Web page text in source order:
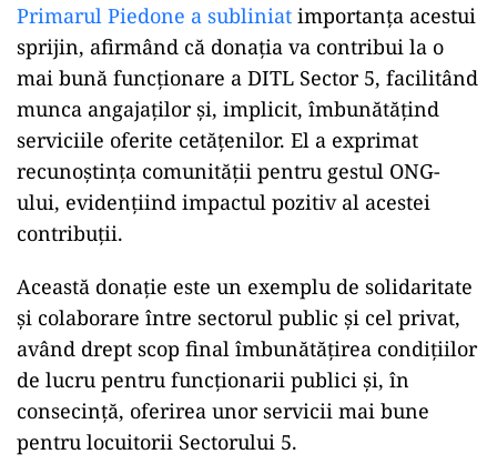
Primarul Piedone a subliniat importanța acestui
sprijin, afirmând că donația va contribui la o
mai bună funcționare a DITL Sector 5, facilitând
munca angajaților și, implicit, îmbunătățind
serviciile oferite cetățenilor. El a exprimat
recunoștința comunității pentru gestul ONG-
ului, evidențiind impactul pozitiv al acestei
contribuții.
Această donație este un exemplu de solidaritate
și colaborare între sectorul public și cel privat,
având drept scop final îmbunătățirea condițiilor
de lucru pentru funcționarii publici și, în
consecință, oferirea unor servicii mai bune
pentru locuitorii Sectorului 5.